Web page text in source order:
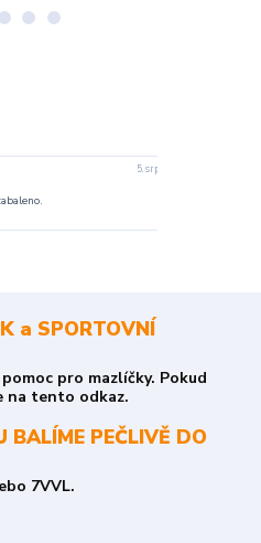
5. srpna
a SPORTOVNÍ
pro mazlíčky. Pokud
na tento odkaz.
BALÍME PEČLIVĚ DO
7VVL.